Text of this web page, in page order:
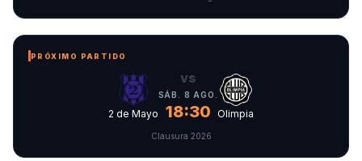
PRÓXIMO PARTIDO
2 de Mayo
vs
SÁB. 8 AGO.
18:30 Olimpia
Clausura 2026